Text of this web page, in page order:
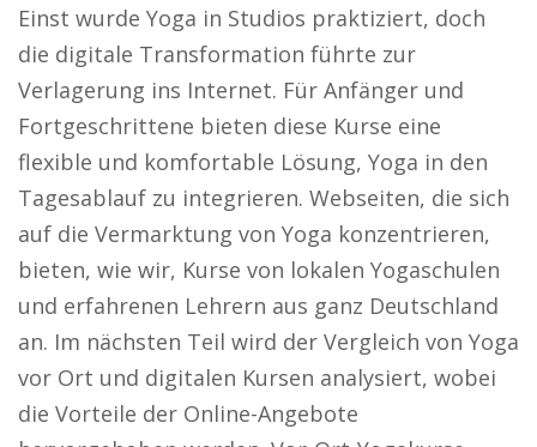
Einst wurde Yoga in Studios praktiziert, doch
die digitale Transformation führte zur
Verlagerung ins Internet. Für Anfänger und
Fortgeschrittene bieten diese Kurse eine
flexible und komfortable Lösung, Yoga in den
Tagesablauf zu integrieren. Webseiten, die sich
auf die Vermarktung von Yoga konzentrieren,
bieten, wie wir, Kurse von lokalen Yogaschulen
und erfahrenen Lehrern aus ganz Deutschland
an. Im nächsten Teil wird der Vergleich von Yoga
vor Ort und digitalen Kursen analysiert, wobei
die Vorteile der Online-Angebote